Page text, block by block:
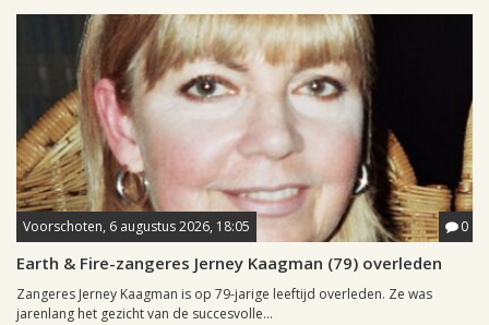
Voorschoten, 6 augustus 2026, 18:05 0
Earth & Fire-zangeres Jerney Kaagman (79) overleden
Zangeres Jerney Kaagman is op 79-jarige leeftijd overleden. Ze was
jarenlang het gezicht van de succesvolle...